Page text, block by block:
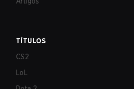
TÍTULOS
CS2
LoL